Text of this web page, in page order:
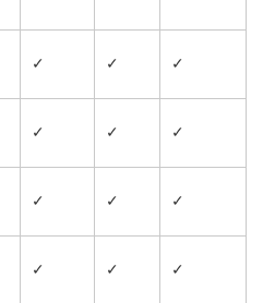
✓ ✓ ✓
✓ ✓ ✓
✓ ✓ ✓
✓ ✓ ✓